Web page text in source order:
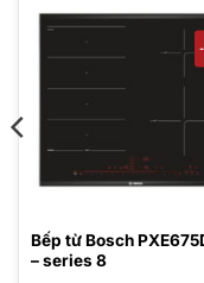
Bếp từ Bosch
– series 8